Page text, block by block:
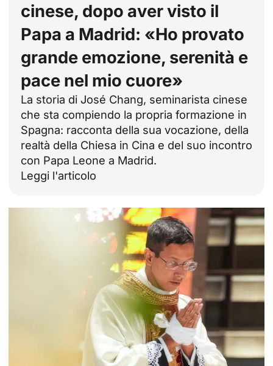
cinese, dopo aver visto il
Papa a Madrid: «Ho provato
grande emozione, serenità e
pace nel mio cuore»
La storia di José Chang, seminarista cinese
che sta compiendo la propria formazione in
Spagna: racconta della sua vocazione, della
realtà della Chiesa in Cina e del suo incontro
con Papa Leone a Madrid.
Leggi l'articolo